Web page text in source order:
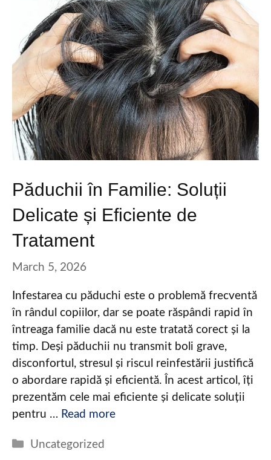
Păduchii în Familie: Soluții
Delicate și Eficiente de
Tratament
March 5, 2026
Infestarea cu păduchi este o problemă frecventă
în rândul copiilor, dar se poate răspândi rapid în
întreaga familie dacă nu este tratată corect și la
timp. Deși păduchii nu transmit boli grave,
disconfortul, stresul și riscul reinfestării justifică
o abordare rapidă și eficientă. În acest articol, îți
prezentăm cele mai eficiente și delicate soluții
pentru … Read more
Categories
Uncategorized